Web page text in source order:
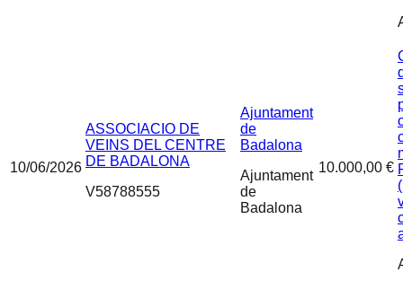
10/06/2026
ASSOCIACIO DE
VEINS DEL CENTRE
DE BADALONA
V58788555
Ajuntament
de
Badalona
Ajuntament
de
Badalona
10.000,00 €